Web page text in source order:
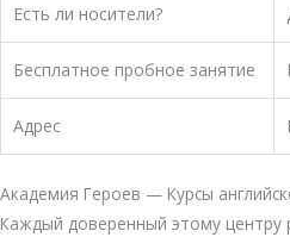
Есть ли носители?
Бесплатное пробное занятие
Адрес
Академия Героев — Курсы
Каждый доверенный этому центру